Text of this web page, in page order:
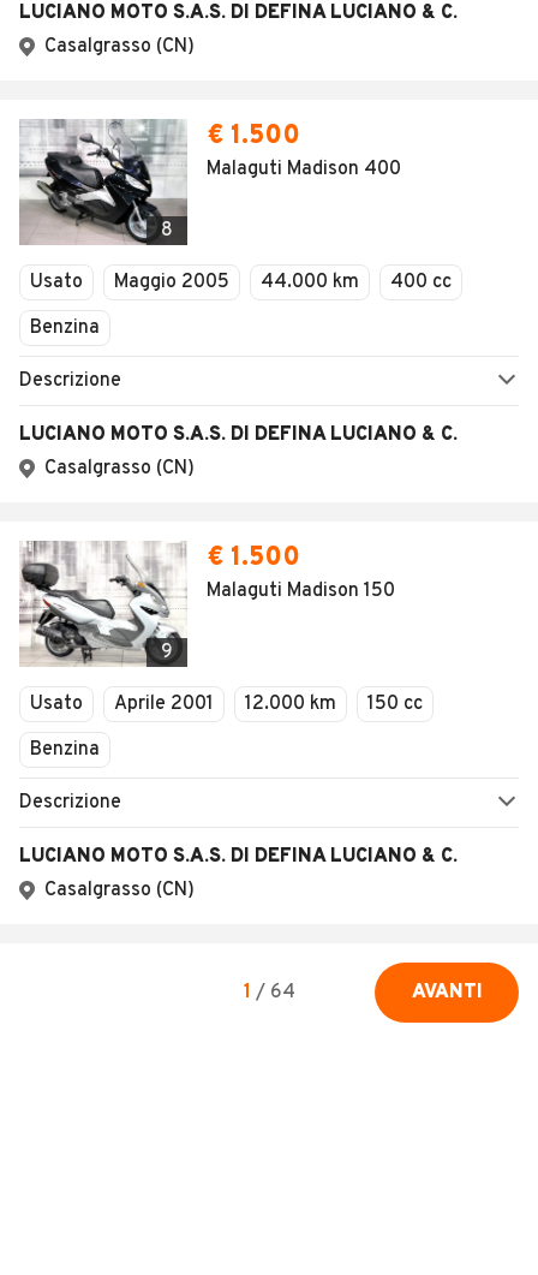
LUCIANO MOTO S.A.S. DI DEFINA LUCIANO & C.
Casalgrasso (CN)
8
€ 1.500
Malaguti Madison 400
Usato Maggio 2005 44.000 km
400 cc
Benzina
Descrizione
LUCIANO MOTO S.A.S. DI DEFINA LUCIANO & C.
Casalgrasso (CN)
9
€ 1.500
Malaguti Madison 150
Usato Aprile 2001 12.000 km
150 cc
Benzina
Descrizione
LUCIANO MOTO S.A.S. DI DEFINA LUCIANO & C.
Casalgrasso (CN)
1 / 64 AVANTI